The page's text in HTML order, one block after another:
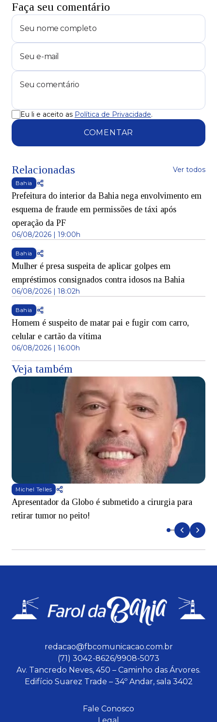
Faça seu comentário
Eu li e aceito as Política de Privacidade.
COMENTAR
Relacionadas Ver todos
Bahia
Prefeitura do interior da Bahia nega envolvimento em
esquema de fraude em permissões de táxi após
operação da PF
06/08/2026 | 19:00h
Bahia
Mulher é presa suspeita de aplicar golpes em
empréstimos consignados contra idosos na Bahia
06/08/2026 | 18:02h
Bahia
Homem é suspeito de matar pai e fugir com carro,
celular e cartão da vítima
06/08/2026 | 16:00h
Veja também
Michel Telles
Apresentador da Globo é submetido a cirurgia para
retirar tumor no peito!
redacao@fbcomunicacao.com.br
(71) 3042-8626/9908-5073
Av. Tancredo Neves, 450 – Caminho das Árvores.
Edifício Suarez Trade – 34º Andar, sala 3402
Fale Conosco